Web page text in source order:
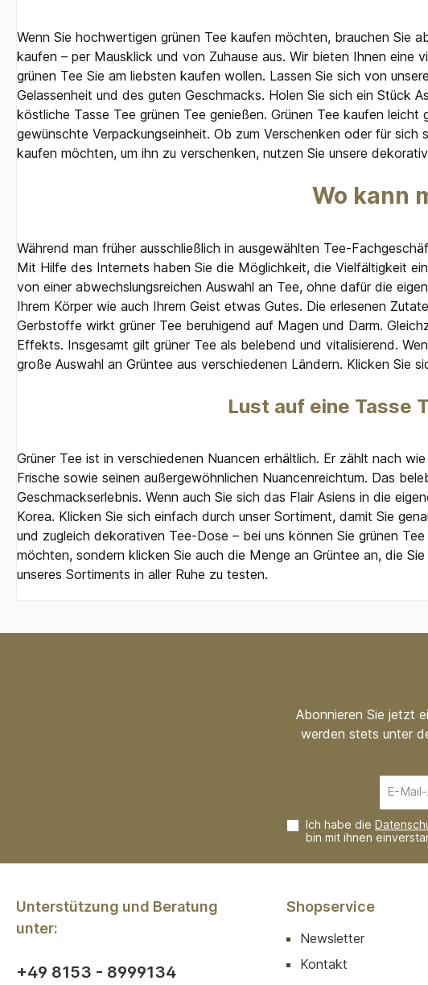
Wenn Sie hochwertigen grünen Tee kaufen möchten, brauchen Sie
kaufen – per Mausklick und von Zuhause aus. Wir bieten Ihnen
grünen Tee Sie am liebsten kaufen wollen. Lassen Sie sich von
Gelassenheit und des guten Geschmacks. Holen Sie sich ein Stück
köstliche Tasse Tee grünen Tee genießen. Grünen Tee kaufen
gewünschte Verpackungseinheit. Ob zum Verschenken oder für
kaufen möchten, um ihn zu verschenken, nutzen Sie unsere
Wo kann
Während man früher ausschließlich in ausgewählten Tee-
Mit Hilfe des Internets haben Sie die Möglichkeit, die Vielfältigkeit
von einer abwechslungsreichen Auswahl an Tee, ohne dafür die
Ihrem Körper wie auch Ihrem Geist etwas Gutes. Die erlesenen
Gerbstoffe wirkt grüner Tee beruhigend auf Magen und Darm.
Effekts. Insgesamt gilt grüner Tee als belebend und vitalisierend.
große Auswahl an Grüntee aus verschiedenen Ländern. Klicken Sie
Lust auf eine Tasse
Grüner Tee ist in verschiedenen Nuancen erhältlich. Er zählt nach
Frische sowie seinen außergewöhnlichen Nuancenreichtum. Das
Geschmackserlebnis. Wenn auch Sie sich das Flair Asiens in die
Korea. Klicken Sie sich einfach durch unser Sortiment, damit Sie
und zugleich dekorativen Tee-Dose – bei uns können Sie grünen
möchten, sondern klicken Sie auch die Menge an Grüntee an, die
unseres Sortiments in aller Ruhe zu testen.
Abonnieren Sie jetzt
werden stets unter
Ich habe die
bin mit ihnen
Unterstützung und Beratung
unter:
+49 8153 - 8999134
Shopservice
Newsletter
Kontakt